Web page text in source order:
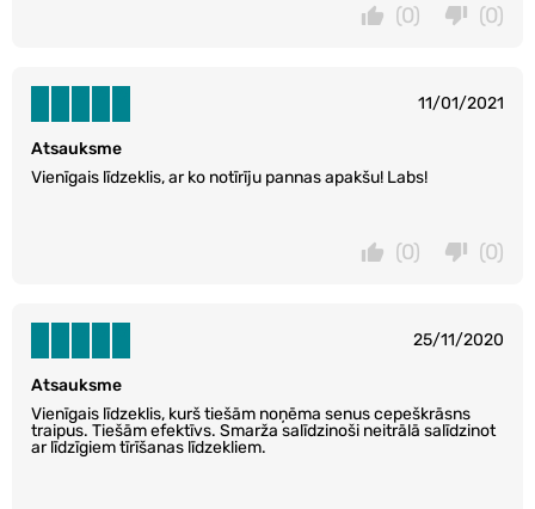
(0)
(0)
11/01/2021
Atsauksme
Vienīgais līdzeklis, ar ko notīrīju pannas apakšu! Labs!
(0)
(0)
25/11/2020
Atsauksme
Vienīgais līdzeklis, kurš tiešām noņēma senus cepeškrāsns
traipus. Tiešām efektīvs. Smarža salīdzinoši neitrālā salīdzinot
ar līdzīgiem tīrīšanas līdzekliem.